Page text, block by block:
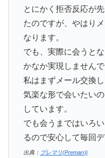
とにかく拒否反応が
たのですが、やはり
なります。
でも、実際に会うと
かなか実現しませんで
私はまずメール交換
気楽な形で会いたい
しています。
でも会うまではいろ
るので安心して毎回
出典： プレマリ(Premarri)